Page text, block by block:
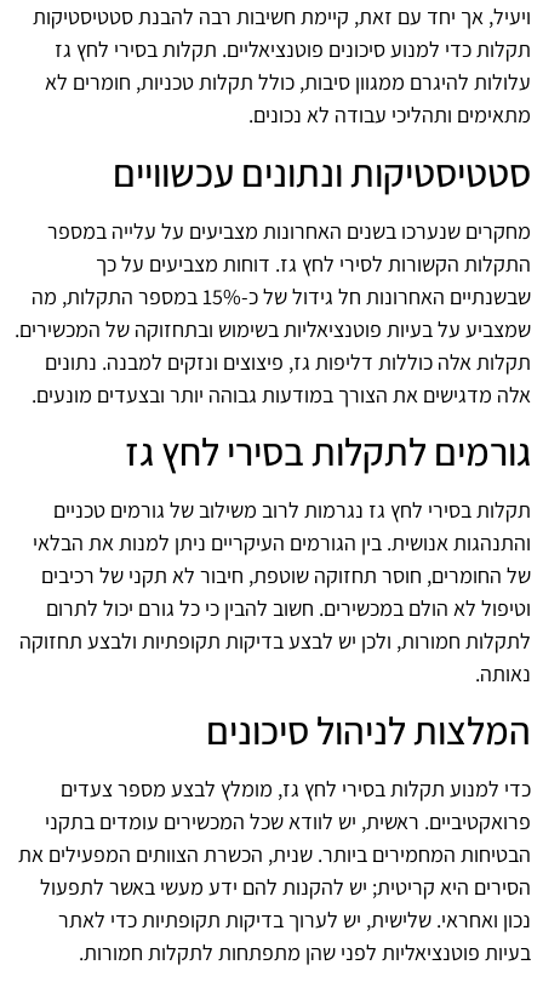
ויעיל, אך יחד עם זאת, קיימת חשיבות רבה להבנת סטטיסטיקות
תקלות כדי למנוע סיכונים פוטנציאליים. תקלות בסירי לחץ גז
עלולות להיגרם ממגוון סיבות, כולל תקלות טכניות, חומרים לא
מתאימים ותהליכי עבודה לא נכונים.
סטטיסטיקות ונתונים עכשוויים
מחקרים שנערכו בשנים האחרונות מצביעים על עלייה במספר
התקלות הקשורות לסירי לחץ גז. דוחות מצביעים על כך
שבשנתיים האחרונות חל גידול של כ-15% במספר התקלות, מה
שמצביע על בעיות פוטנציאליות בשימוש ובתחזוקה של המכשירים.
תקלות אלה כוללות דליפות גז, פיצוצים ונזקים למבנה. נתונים
אלה מדגישים את הצורך במודעות גבוהה יותר ובצעדים מונעים.
גורמים לתקלות בסירי לחץ גז
תקלות בסירי לחץ גז נגרמות לרוב משילוב של גורמים טכניים
והתנהגות אנושית. בין הגורמים העיקריים ניתן למנות את הבלאי
של החומרים, חוסר תחזוקה שוטפת, חיבור לא תקני של רכיבים
וטיפול לא הולם במכשירים. חשוב להבין כי כל גורם יכול לתרום
לתקלות חמורות, ולכן יש לבצע בדיקות תקופתיות ולבצע תחזוקה
נאותה.
המלצות לניהול סיכונים
כדי למנוע תקלות בסירי לחץ גז, מומלץ לבצע מספר צעדים
פרואקטיביים. ראשית, יש לוודא שכל המכשירים עומדים בתקני
הבטיחות המחמירים ביותר. שנית, הכשרת הצוותים המפעילים את
הסירים היא קריטית; יש להקנות להם ידע מעשי באשר לתפעול
נכון ואחראי. שלישית, יש לערוך בדיקות תקופתיות כדי לאתר
בעיות פוטנציאליות לפני שהן מתפתחות לתקלות חמורות.